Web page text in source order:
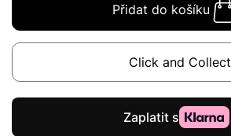
Přidat do košíku
Click and Collect